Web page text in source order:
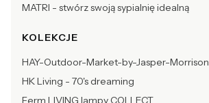
MATRI - stwórz swoją sypialnię idealną
KOLEKCJE
HAY-Outdoor-Market-by-Jasper-Morrison
HK Living - 70's dreaming
Ferm LIVING lampy COLLECT